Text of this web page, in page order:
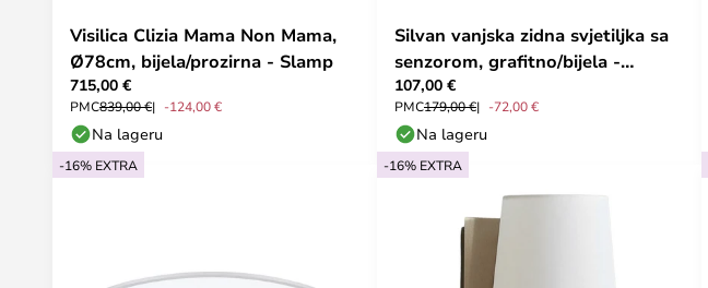
Visilica Clizia Mama Non Mama,
Ø78cm, bijela/prozirna - Slamp
715,00 €
PMC839,00 € -124,00 €
Na lageru
Silvan vanjska zidna svjetiljka sa
senzorom, grafitno/bijela -
Lucande
107,00 €
PMC179,00 € -72,00 €
Na lageru
-16% EXTRA -16% EXTRA